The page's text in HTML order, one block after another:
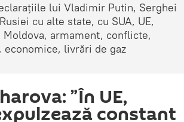
lui Vladimir Putin, Serghei
cu alte state, cu SUA, UE,
Moldova, armament, conflicte,
livrări de gaz
”În UE,
constant